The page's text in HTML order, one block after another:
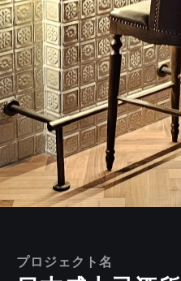
プロジェクト名